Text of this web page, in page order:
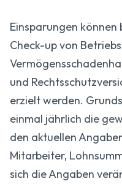
Einsparungen können
Check-up von
und
erzielt werden.
einmal jährlich die
den aktuellen
Mitarbeiter,
sich die Angaben